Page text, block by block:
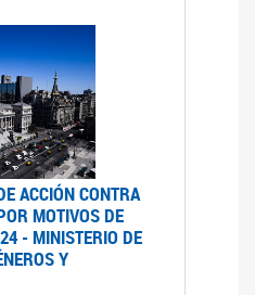
ACCIÓN CONTRA
MOTIVOS DE
- MINISTERIO DE
Y